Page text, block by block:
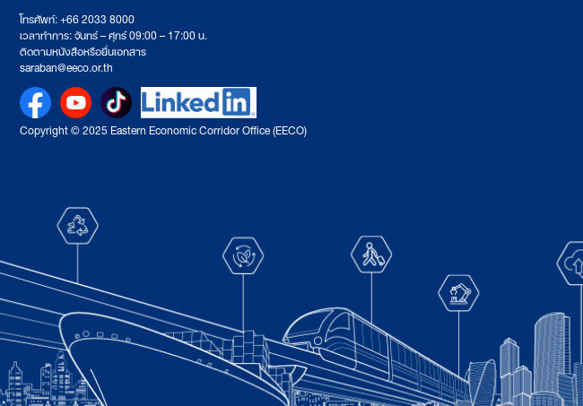
โทรศัพท์: +66 2033 8000
เวลาทำการ: จันทร์ – ศุกร์ 09:00 – 17:00 น.
ติดตามหนังสือหรือยื่นเอกสาร
saraban@eeco.or.th
Copyright © 2025 Eastern Economic Corridor Office (EECO)